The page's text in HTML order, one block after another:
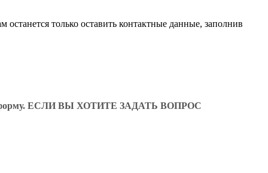
только оставить контактные данные, заполнив
форму. ЕСЛИ ВЫ ХОТИТЕ ЗАДАТЬ ВОПРОС